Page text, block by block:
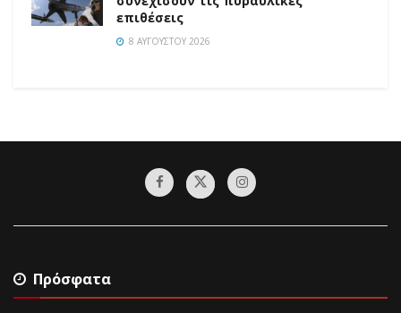
επιθέσεις
8 ΑΥΓΟΎΣΤΟΥ 2026
Πρόσφατα